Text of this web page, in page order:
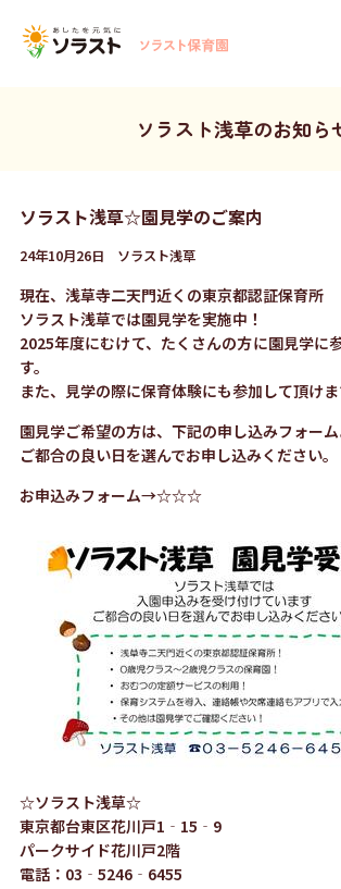
ソラスト浅草のお知ら
ソラスト浅草☆園見学のご案内
24年10月26日 ソラスト浅草
現在、浅草寺二天門近くの東京都認証保育所
ソラスト浅草では園見学を実施中！
2025年度にむけて、たくさんの方に園見学に
す。
また、見学の際に保育体験にも参加して頂けま
園見学ご希望の方は、下記の申し込みフォーム
ご都合の良い日を選んでお申し込みください。
お申込みフォーム→☆☆☆
☆ソラスト浅草☆
東京都台東区花川戸1‐15‐9
パークサイド花川戸2階
電話：03‐5246‐6455